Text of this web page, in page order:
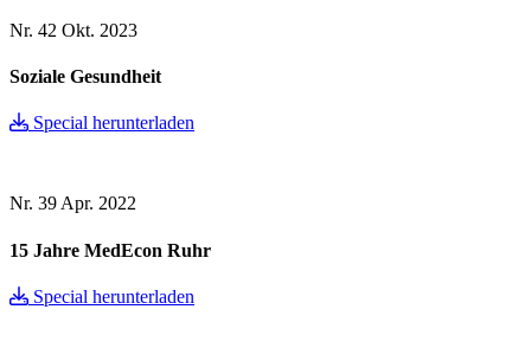
Nr. 42 Okt. 2023
Soziale Gesundheit
Special herunterladen
Nr. 39 Apr. 2022
15 Jahre MedEcon Ruhr
Special herunterladen